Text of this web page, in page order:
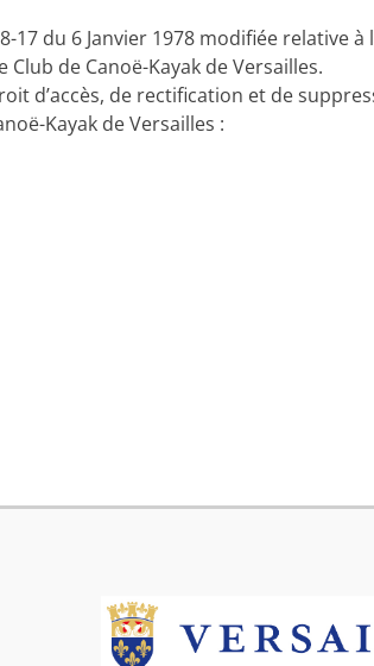
17 du 6 Janvier 1978 modifiée relative à
de Canoë-Kayak de Versailles.
d’accès, de rectification et de
Kayak de Versailles :